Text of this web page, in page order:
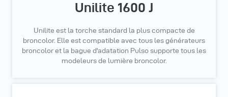
Unilite 1600 J
Unilite est la torche standard la plus compacte de
broncolor. Elle est compatible avec tous les générateurs
broncolor et la bague d'adatation Pulso supporte tous les
modeleurs de lumière broncolor.